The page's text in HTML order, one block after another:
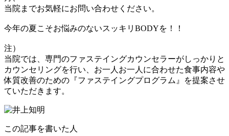
当院までお気軽にお問い合わせください。
今年の夏こそお悩みのないスッキリBODYを！！
注）
当院では、専門のファステイングカウンセラーがしっかりと
カウンセリングを行い、お一人お一人に合わせた食事内容や
体質改善のための『ファステイングプログラム』を提案させ
ていただきます。
この記事を書いた人